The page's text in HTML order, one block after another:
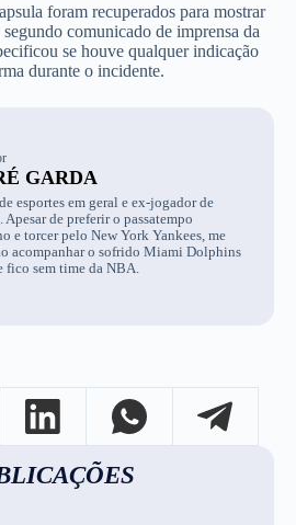
foram recuperados para mostrar
comunicado de imprensa da
se houve qualquer indicação
durante o incidente.
GARDA
esportes em geral e ex-jogador de
Apesar de preferir o passatempo
e torcer pelo New York Yankees, me
acompanhar o sofrido Miami Dolphins
fico sem time da NBA.